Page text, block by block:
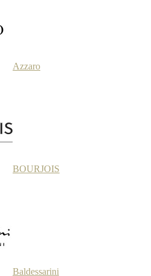
Azzaro
BOURJOIS
Baldessarini